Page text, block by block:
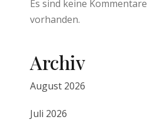
Es sind keine Kommentare
vorhanden.
Archiv
August 2026
Juli 2026